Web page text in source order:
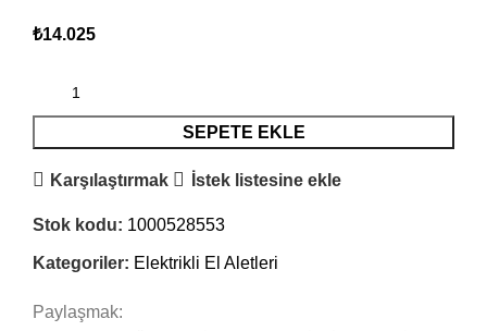
₺14.025
SEPETE EKLE
Karşılaştırmak İstek listesine ekle
Stok kodu: 1000528553
Kategoriler: Elektrikli El Aletleri
Paylaşmak: